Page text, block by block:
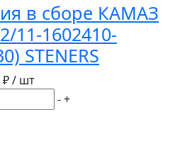
в сборе КАМАЗ
11-1602410-
STENERS
₽ / шт
-+